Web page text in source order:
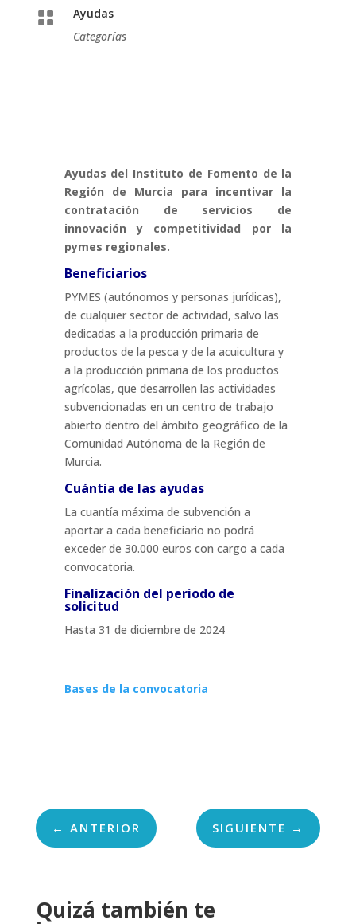

Ayudas
Categorías
Ayudas del Instituto de Fomento de la
Región de Murcia para incentivar la
contratación de servicios de
innovación y competitividad por la
pymes regionales.
Beneficiarios
PYMES (autónomos y personas jurídicas),
de cualquier sector de actividad, salvo las
dedicadas a la producción primaria de
productos de la pesca y de la acuicultura y
a la producción primaria de los productos
agrícolas, que desarrollen las actividades
subvencionadas en un centro de trabajo
abierto dentro del ámbito geográfico de la
Comunidad Autónoma de la Región de
Murcia.
Cuántia de las ayudas
La cuantía máxima de subvención a
aportar a cada beneficiario no podrá
exceder de 30.000 euros con cargo a cada
convocatoria.
Finalización del periodo de
solicitud
Hasta 31 de diciembre de 2024
Bases de la convocatoria
← ANTERIOR SIGUIENTE →
Quizá también te